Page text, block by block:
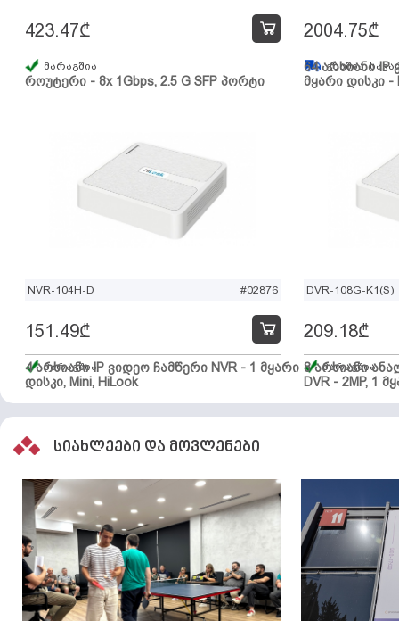
როუტერი - 8x 1Gbps, 2.5 G SFP პორტი
423.47₾
მარაგშია
64 არხიანი IP
მყარი დისკი -
2004.75₾
გზაშია,
NVR-104H-D #02876
4 არხიანი IP ვიდეო ჩამწერი NVR - 1 მყარი
დისკი, Mini, HiLook
151.49₾
მარაგშია
DVR-108G-K1(S)
8 არხიანი
DVR - 2MP, 1
209.18₾
მარაგშია
სიახლეები და მოვლენები